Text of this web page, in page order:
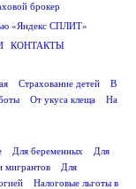
брокер
«Яндекс СПЛИТ»
КОНТАКТЫ
Страхование детей
В
От укуса клеща
На
Для беременных
Для
мигрантов
Для
Налоговые льготы в